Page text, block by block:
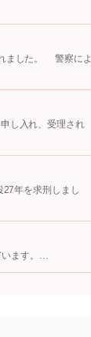
ました。 警察によ
し入れ、受理され
年を求刑しまし
います。…